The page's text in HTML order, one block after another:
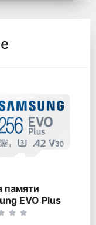
памяти
EVO Plus
256Гб